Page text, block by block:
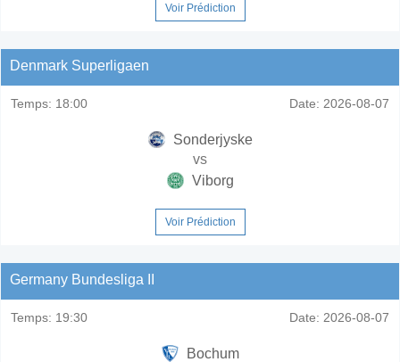
Voir Prédiction
Denmark Superligaen
Temps: 18:00 Date: 2026-08-07
Sonderjyske
vs
Viborg
Voir Prédiction
Germany Bundesliga II
Temps: 19:30 Date: 2026-08-07
Bochum